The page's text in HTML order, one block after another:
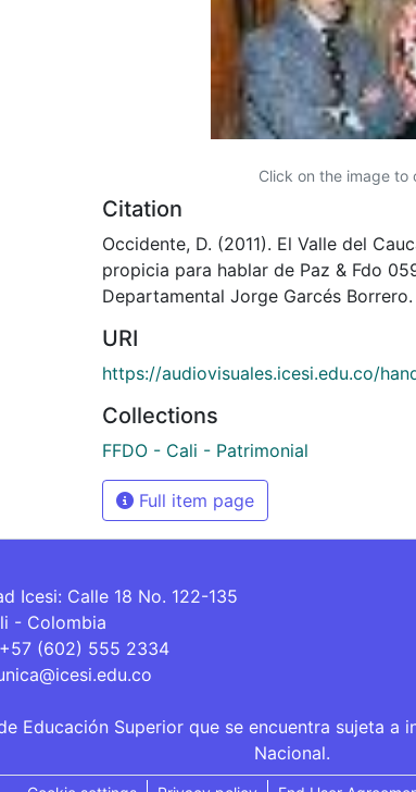
Click on the image to
Citation
Occidente, D. (2011). El Valle del
propicia para hablar de Paz & Fdo
Departamental Jorge Garcés Borrero.
URI
https://audiovisuales.icesi.edu.co/
Collections
FFDO - Cali - Patrimonial
Full item page
Icesi: Calle 18 No. 122-135
- Colombia
(602) 555 2334
Educación Superior que se encuentra sujeta
Nacional.